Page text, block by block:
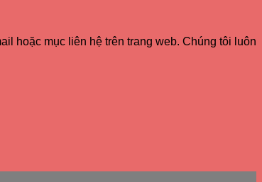
hoặc mục liên hệ trên trang web. Chúng tôi luôn